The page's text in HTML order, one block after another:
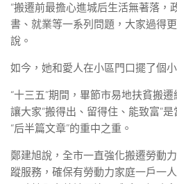
“搬遷前最擔心進城后生活無著落，
書、就業等一系列問題，大家過得
說。
如今，她和愛人在小區門口擺了個
“十三五”期間，畢節市易地扶貧搬
讓大家“搬得出、留得住、能致富”
“后半篇文章”的重中之重。
鄭建旭說，全市一直強化搬遷勞動
蹤服務，確保有勞動力家庭一戶一